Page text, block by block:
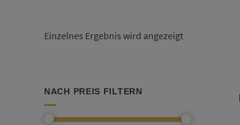
Einzelnes Ergebnis wird angezeigt
NACH PREIS FILTERN